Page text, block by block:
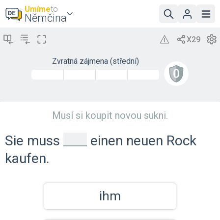
Umímeto
Němčina
Zvratná zájmena (střední)
Musí si koupit novou sukni.
Sie muss
einen neuen Rock
kaufen.
ihm